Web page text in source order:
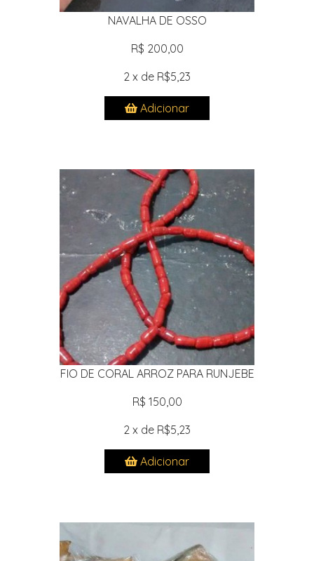
NAVALHA DE OSSO
R$ 200,00
2 x de R$5,23
Adicionar
FIO DE CORAL ARROZ PARA RUNJEBE
R$ 150,00
2 x de R$5,23
Adicionar